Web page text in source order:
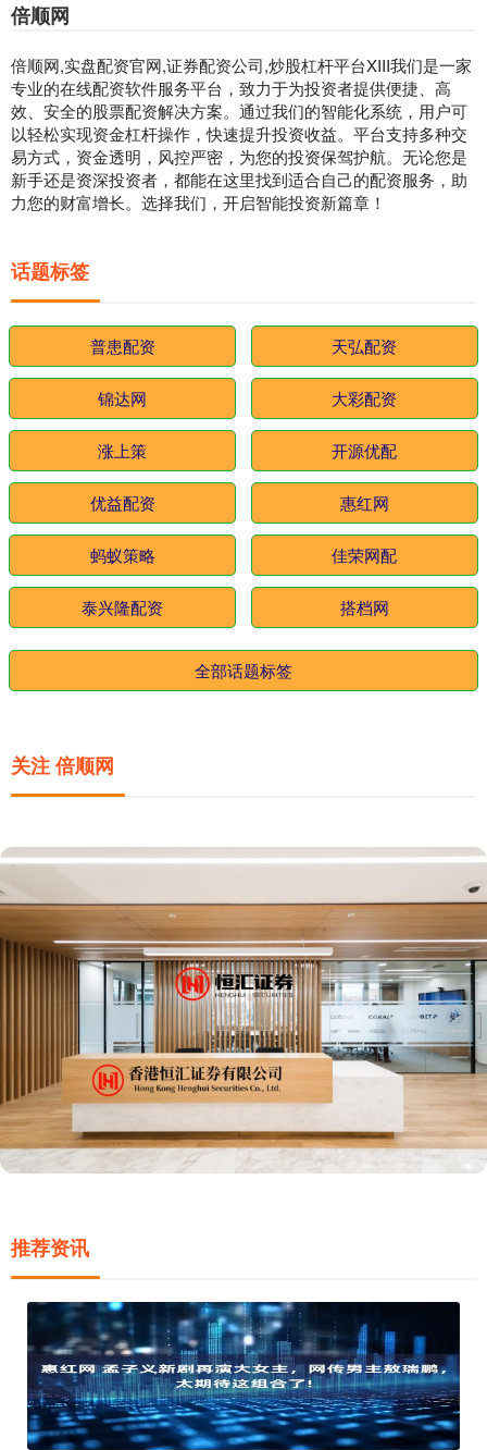
倍顺网
倍顺网,实盘配资官网,证券配资公司,炒股杠杆平台XIII‌我们是一家
专业的在线配资软件服务平台，致力于为投资者提供便捷、高
效、安全的股票配资解决方案。通过我们的智能化系统，用户可
以轻松实现资金杠杆操作，快速提升投资收益。平台支持多种交
易方式，资金透明，风控严密，为您的投资保驾护航。无论您是
新手还是资深投资者，都能在这里找到适合自己的配资服务，助
力您的财富增长。选择我们，开启智能投资新篇章！
话题标签
普患配资 天弘配资
锦达网 大彩配资
涨上策 开源优配
优益配资 惠红网
蚂蚁策略 佳荣网配
泰兴隆配资 搭档网
全部话题标签
关注 倍顺网
推荐资讯